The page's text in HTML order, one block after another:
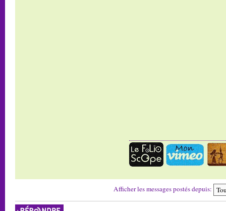
Afficher les messages postés depuis:
Répondre